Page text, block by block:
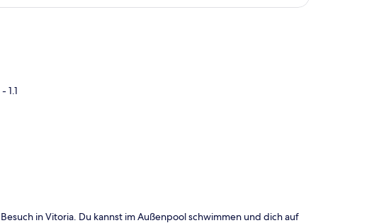
- 1.1
in Vitoria. Du kannst im Außenpool schwimmen und dich auf